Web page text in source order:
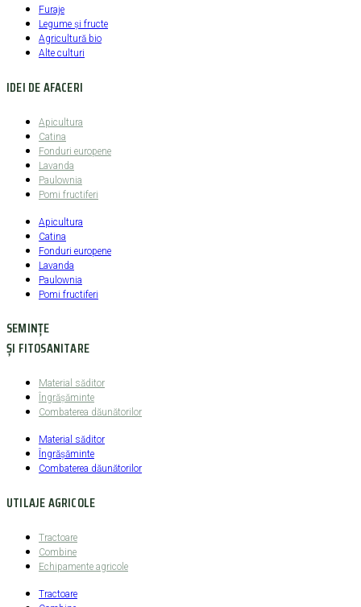
Furaje
Legume şi fructe
Agricultură bio
Alte culturi
IDEI DE AFACERI
Apicultura
Catina
Fonduri europene
Lavanda
Paulownia
Pomi fructiferi
Apicultura
Catina
Fonduri europene
Lavanda
Paulownia
Pomi fructiferi
SEMINȚE
ȘI FITOSANITARE
Material săditor
Îngrășăminte
Combaterea dăunătorilor
Material săditor
Îngrășăminte
Combaterea dăunătorilor
UTILAJE AGRICOLE
Tractoare
Combine
Echipamente agricole
Tractoare